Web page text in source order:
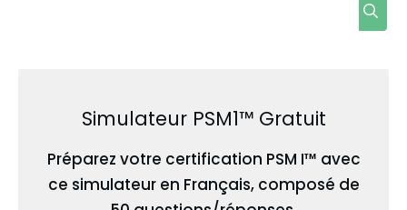
Simulateur PSM1™ Gratuit
Préparez votre certification PSM I™ avec
ce simulateur en Français, composé de